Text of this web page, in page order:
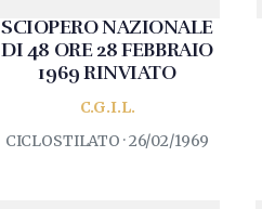
SCIOPERO NAZIONALE
DI 48 ORE 28 FEBBRAIO
1969 RINVIATO
C.G.I.L.
CICLOSTILATO · 26/02/1969